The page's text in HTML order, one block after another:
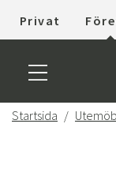
Privat
Startsida